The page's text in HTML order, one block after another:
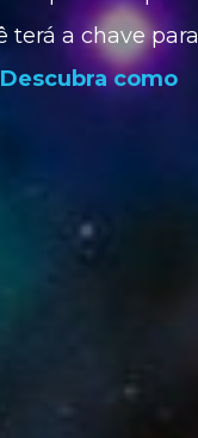
terá a chave para
Descubra como